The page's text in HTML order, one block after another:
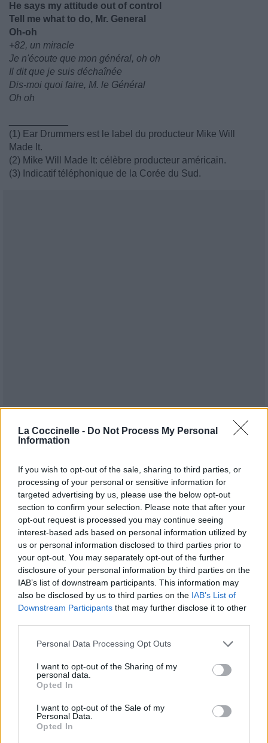
La Coccinelle - Do Not Process My Personal
Information
If you wish to opt-out of the sale, sharing to third parties, or
processing of your personal or sensitive information for
targeted advertising by us, please use the below opt-out
section to confirm your selection. Please note that after your
opt-out request is processed you may continue seeing
interest-based ads based on personal information utilized by
us or personal information disclosed to third parties prior to
your opt-out. You may separately opt-out of the further
disclosure of your personal information by third parties on the
IAB’s list of downstream participants. This information may
also be disclosed by us to third parties on the IAB’s List of
Downstream Participants that may further disclose it to other
Personal Data Processing Opt Outs
I want to opt-out of the Sharing of my
personal data.
Opted In
I want to opt-out of the Sale of my
Personal Data.
Opted In
He says my attitude out of control
Tell me what to do, Mr. General
Oh-oh
+82, un miracle
Je n'écoute que mon général, oh oh
Il dit que je suis déchaînée
Dis-moi quoi faire, M. le Général
Oh oh
(1) Ear Drummers est le label du producteur Mike Will
Made It.
(2) Mike Will Made It: célèbre producteur américain.
(3) Indicatif téléphonique de la Corée du Sud.
Publié parPinkCrazyPrincess 25826 5 5 7 le 15
mars 2025 à 7h30.
Albums :
Ruby
⇑
Paroles + Traduction Téléchargement
Vidéos
Commentaires
Vous aimez chanter, apprenez la guitare chez
Télécharger légalement les MP3 ou trouver le CD sur
Trouver des vinyles et des CD sur
Trouver un instrument de musique ou une partition au
meilleur prix sur